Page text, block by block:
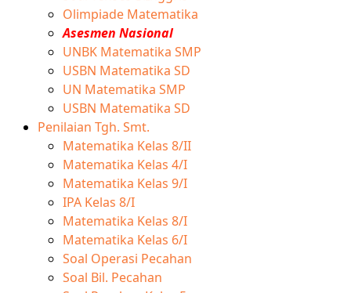
Olimpiade Matematika
Asesmen Nasional
UNBK Matematika SMP
USBN Matematika SD
UN Matematika SMP
USBN Matematika SD
Penilaian Tgh. Smt.
Matematika Kelas 8/II
Matematika Kelas 4/I
Matematika Kelas 9/I
IPA Kelas 8/I
Matematika Kelas 8/I
Matematika Kelas 6/I
Soal Operasi Pecahan
Soal Bil. Pecahan